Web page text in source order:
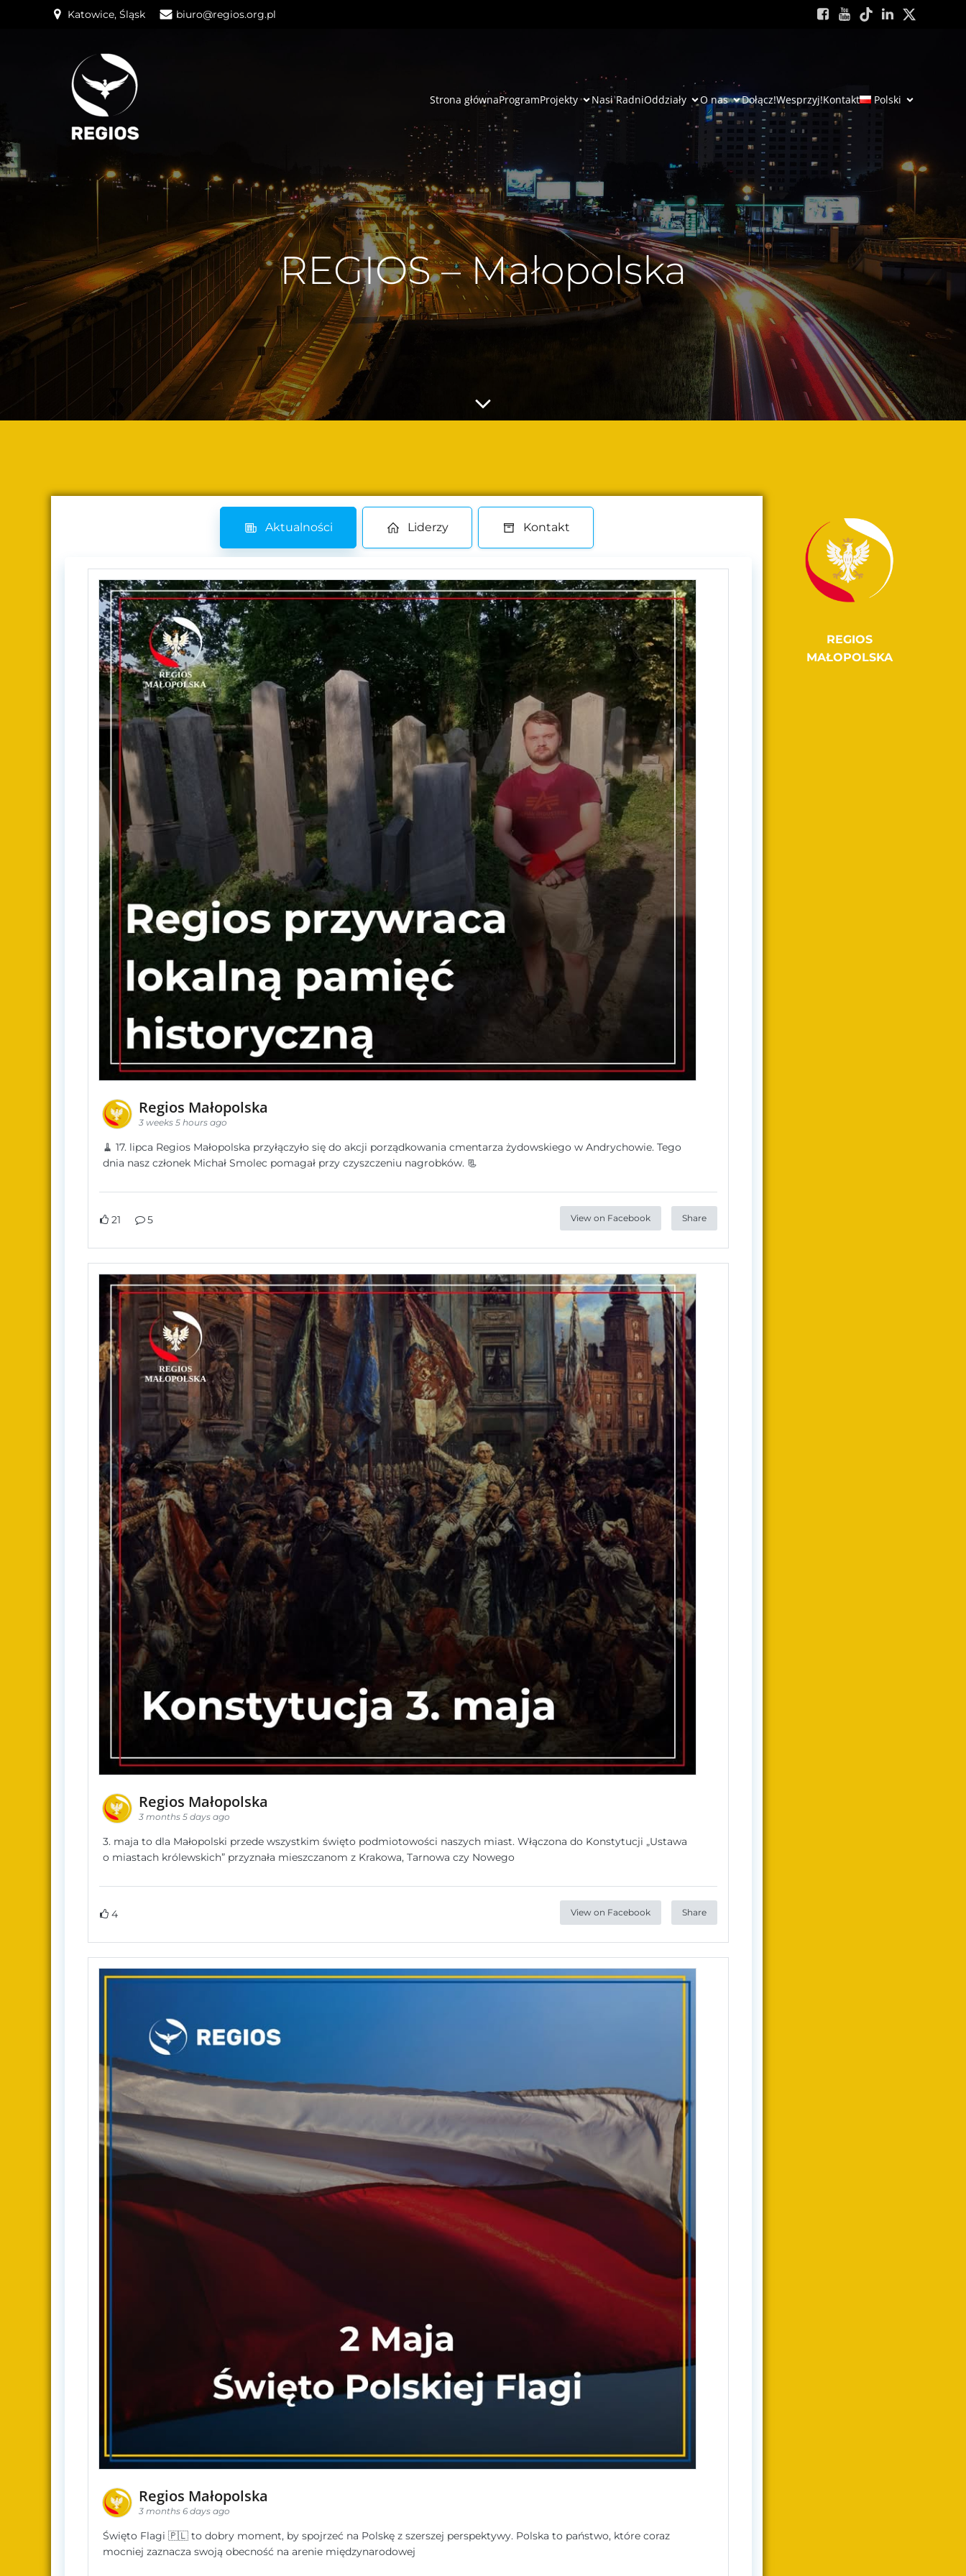
Katowice, Śląsk biuro@regios.org.pl
Strona głównaProgramProjekty Nasi RadniOddziały O nas Dołącz!Wesprzyj!Kontakt Polski
REGIOS – Małopolska
Aktualności Liderzy Kontakt
Regios Małopolska
3 weeks 5 hours ago
🧹 17. lipca Regios Małopolska przyłączyło się do akcji porządkowania cmentarza żydowskiego w Andrychowie. Tego
dnia nasz członek Michał Smolec pomagał przy czyszczeniu nagrobków. 📃
21 5 View on Facebook Share
Regios Małopolska
3 months 5 days ago
3. maja to dla Małopolski przede wszystkim święto podmiotowości naszych miast. Włączona do Konstytucji „Ustawa
o miastach królewskich” przyznała mieszczanom z Krakowa, Tarnowa czy Nowego
4 View on Facebook Share
Regios Małopolska
3 months 6 days ago
Święto Flagi 🇵🇱 to dobry moment, by spojrzeć na Polskę z szerszej perspektywy. Polska to państwo, które coraz
mocniej zaznacza swoją obecność na arenie międzynarodowej
REGIOS
MAŁOPOLSKA